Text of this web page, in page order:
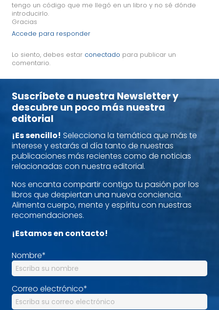
tengo un código que me llegó en un libro y no sé dónde
introducirlo.
Gracias
Accede para responder
Lo siento, debes estar conectado para publicar un
comentario.
Suscríbete a nuestra Newsletter y
descubre un poco más nuestra
editorial
¡Es sencillo! Selecciona la temática que más te
interese y estarás al día tanto de nuestras
publicaciones más recientes como de noticias
relacionadas con nuestra editorial.
Nos encanta compartir contigo tu pasión por los
libros que despiertan una nueva conciencia.
Alimenta cuerpo, mente y espíritu con nuestras
recomendaciones.
¡Estamos en contacto!
Nombre*
Correo electrónico*